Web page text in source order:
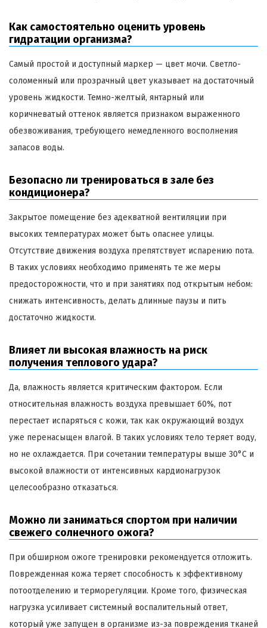
Как самостоятельно оценить уровень
гидратации организма?
Самый простой и доступный маркер — цвет мочи. Светло-
соломенный или прозрачный цвет указывает на достаточный
уровень жидкости. Темно-желтый, янтарный или
коричневатый оттенок является признаком выраженного
обезвоживания, требующего немедленного восполнения
запасов воды.
Безопасно ли тренироваться в зале без
кондиционера?
Закрытое помещение без адекватной вентиляции при
высоких температурах может быть опаснее улицы.
Отсутствие движения воздуха препятствует испарению пота.
В таких условиях необходимо применять те же меры
предосторожности, что и при занятиях под открытым небом:
снижать интенсивность, делать длинные паузы и пить
достаточно жидкости.
Влияет ли высокая влажность на риск
получения теплового удара?
Да, влажность является критическим фактором. Если
относительная влажность воздуха превышает 60%, пот
перестает испаряться с кожи, так как окружающий воздух
уже перенасыщен влагой. В таких условиях тело теряет воду,
но не охлаждается. При сочетании температуры выше 30°C и
высокой влажности от интенсивных кардионагрузок
целесообразно отказаться.
Можно ли заниматься спортом при наличии
свежего солнечного ожога?
При обширном ожоге тренировки рекомендуется отложить.
Поврежденная кожа теряет способность к эффективному
потоотделению и терморегуляции. Кроме того, физическая
нагрузка усиливает системный воспалительный ответ,
который уже запущен в организме из-за повреждения тканей